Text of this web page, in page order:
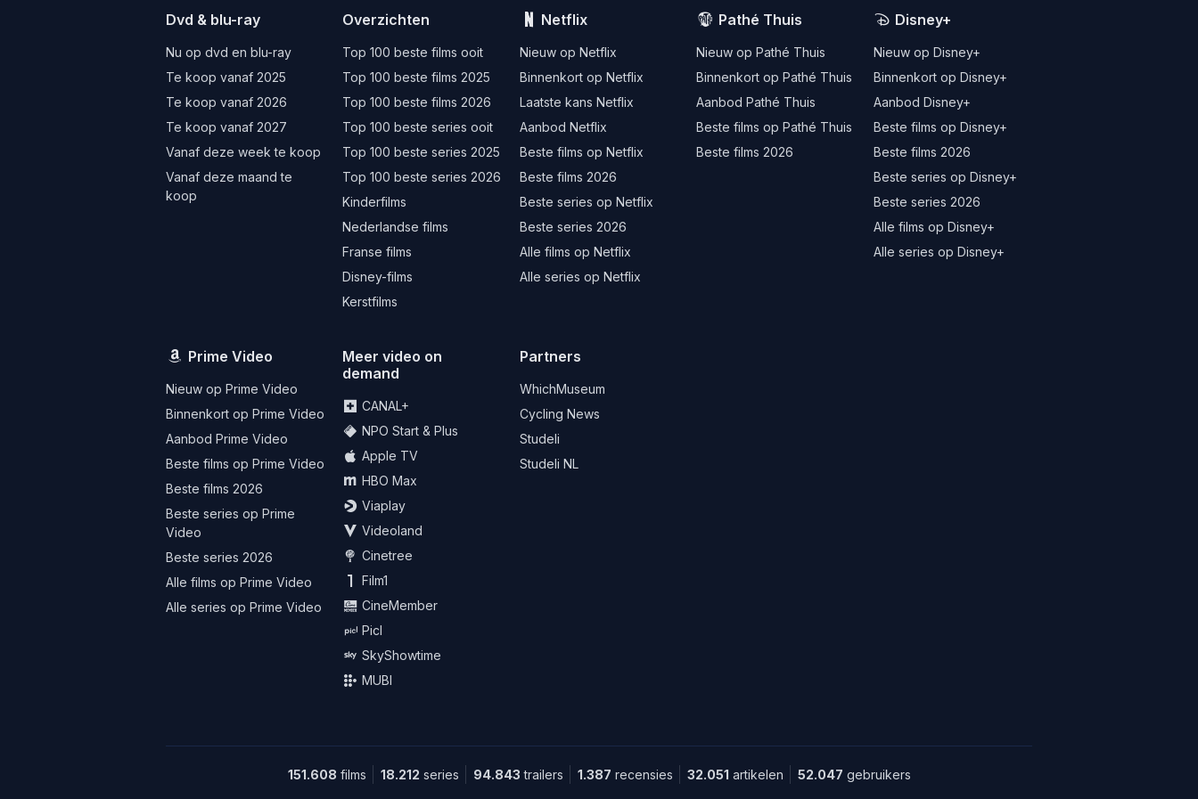
Dvd & blu-ray
Nu op dvd en blu-ray
Te koop vanaf 2025
Te koop vanaf 2026
Te koop vanaf 2027
Vanaf deze week te koop
Vanaf deze maand te
koop
Overzichten
Top 100 beste films ooit
Top 100 beste films 2025
Top 100 beste films 2026
Top 100 beste series ooit
Top 100 beste series 2025
Top 100 beste series 2026
Kinderfilms
Nederlandse films
Franse films
Disney-films
Kerstfilms
Netflix
Nieuw op Netflix
Binnenkort op Netflix
Laatste kans Netflix
Aanbod Netflix
Beste films op Netflix
Beste films 2026
Beste series op Netflix
Beste series 2026
Alle films op Netflix
Alle series op Netflix
Pathé Thuis
Nieuw op Pathé Thuis
Binnenkort op Pathé Thuis
Aanbod Pathé Thuis
Beste films op Pathé Thuis
Beste films 2026
Disney+
Nieuw op Disney+
Binnenkort op Disney+
Aanbod Disney+
Beste films op Disney+
Beste films 2026
Beste series op Disney+
Beste series 2026
Alle films op Disney+
Alle series op Disney+
Prime Video
Nieuw op Prime Video
Binnenkort op Prime Video
Aanbod Prime Video
Beste films op Prime Video
Beste films 2026
Beste series op Prime
Video
Beste series 2026
Alle films op Prime Video
Alle series op Prime Video
Meer video on
demand
CANAL+
NPO Start & Plus
Apple TV
HBO Max
Viaplay
Videoland
Cinetree
Film1
CineMember
Picl
SkyShowtime
MUBI
Partners
WhichMuseum
Cycling News
Studeli
Studeli NL
151.608 films 18.212 series 94.843 trailers 1.387 recensies 32.051 artikelen 52.047 gebruikers